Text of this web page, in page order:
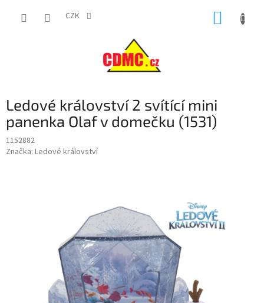
CZK
Ledové království 2 svítící mini
panenka Olaf v domečku (1531)
1152882
Značka: Ledové království